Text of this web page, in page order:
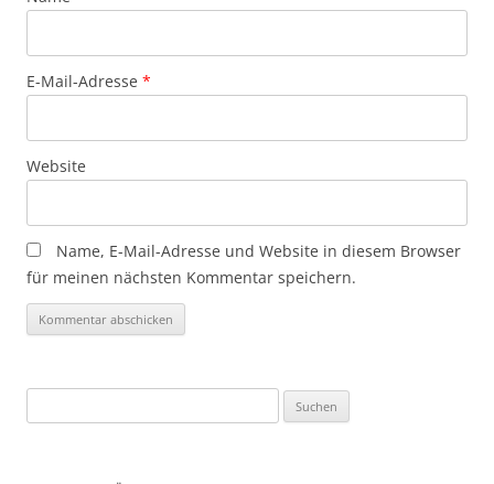
E-Mail-Adresse *
Website
Name, E-Mail-Adresse und Website in diesem Browser
für meinen nächsten Kommentar speichern.
nach: